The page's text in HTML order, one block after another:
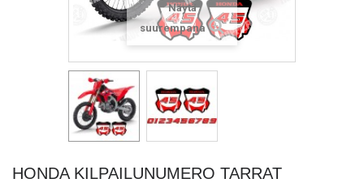
Näytä
suurempana
HONDA KILPAILUNUMERO TARRAT